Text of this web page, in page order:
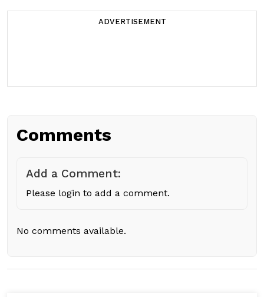
ADVERTISEMENT
Comments
Add a Comment:
Please login to add a comment.
No comments available.